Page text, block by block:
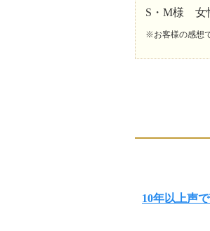
S・M様
※お客様の感想
10年以上声